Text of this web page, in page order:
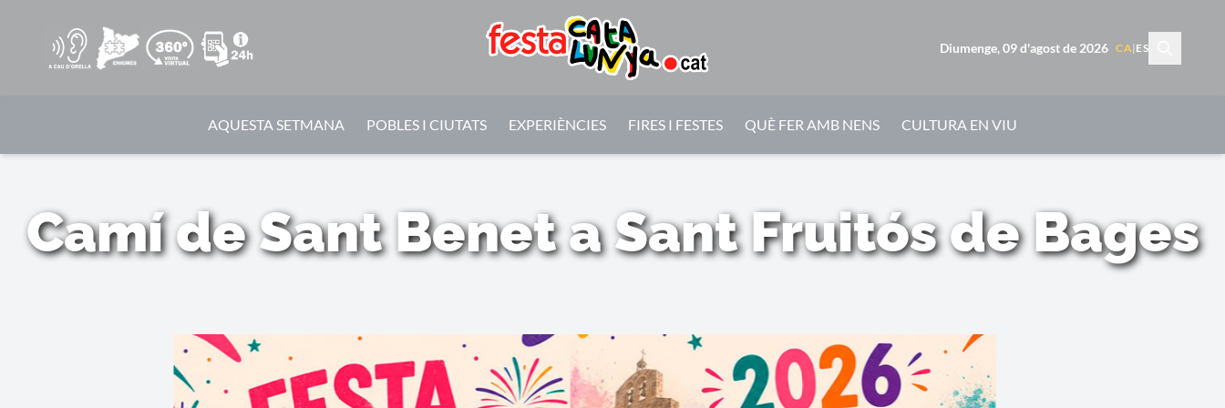
Diumenge, 09 d'agost de 2026 CA| ES
AQUESTA SETMANA POBLES I CIUTATS EXPERIÈNCIES FIRES I FESTES QUÈ FER AMB NENS CULTURA EN VIU
Camí de Sant Benet a Sant Fruitós de Bages